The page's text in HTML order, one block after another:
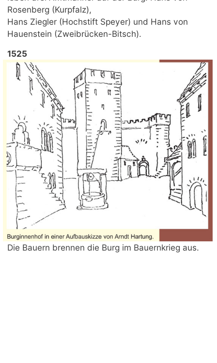
Rosenberg (Kurpfalz),
Hans Ziegler (Hochstift Speyer) und Hans von
Hauenstein (Zweibrücken-Bitsch).
1525
Die Bauern brennen die Burg im Bauernkrieg aus.